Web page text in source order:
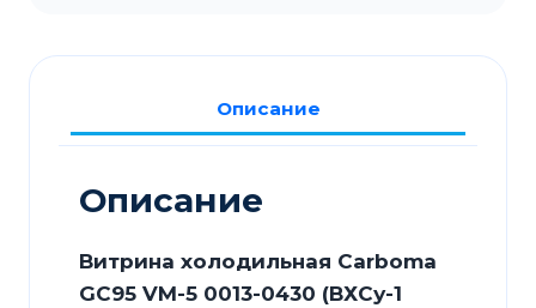
VM-
5
0430
внешний
Carboma
Описание
Описание
Витрина холодильная Carboma
GC95 VM-5 0013-0430 (ВХСу-1